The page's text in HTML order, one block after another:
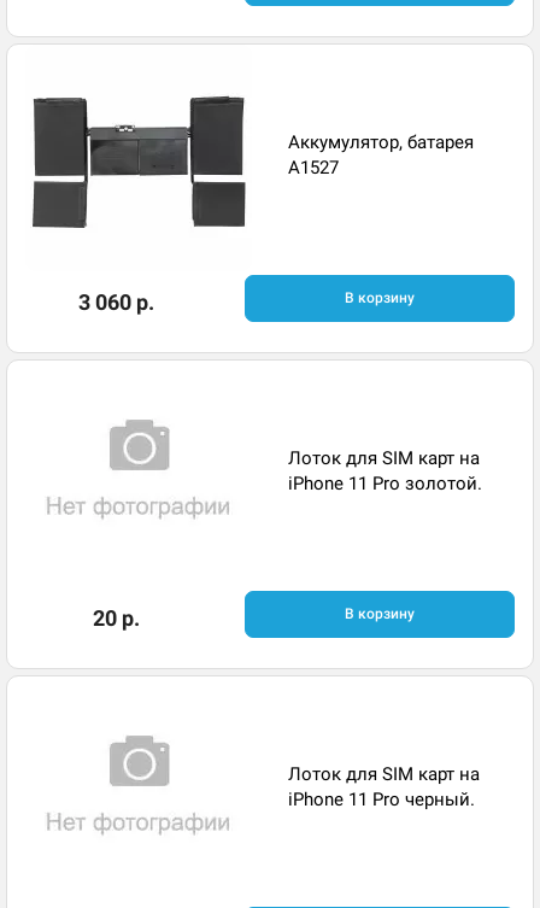
Аккумулятор, батарея
A1527
3 060 р. В корзину
Лоток для SIM карт на
iPhone 11 Pro золотой.
20 р. В корзину
Лоток для SIM карт на
iPhone 11 Pro черный.